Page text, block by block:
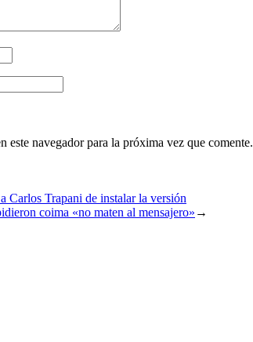
navegador para la próxima vez que comente.
Carlos Trapani de instalar la versión
coima «no maten al mensajero» →